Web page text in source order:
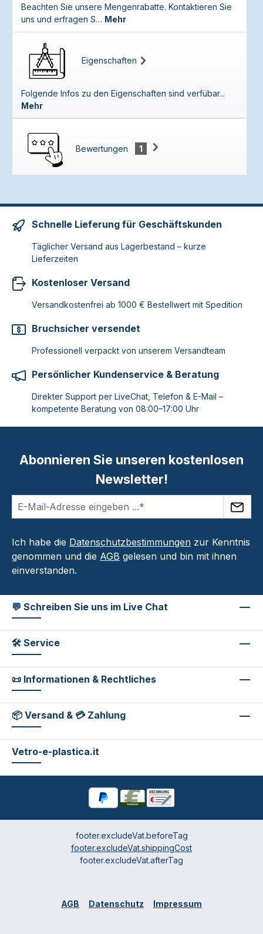
Beachten Sie unsere Mengenrabatte. Kontaktieren Sie
uns und erfragen S… Mehr
Eigenschaften
Folgende Infos zu den Eigenschaften sind verfübar...
Mehr
Bewertungen 1
Schnelle Lieferung für Geschäftskunden
Täglicher Versand aus Lagerbestand – kurze
Lieferzeiten
Kostenloser Versand
Versandkostenfrei ab 1000 € Bestellwert mit Spedition
Bruchsicher versendet
Professionell verpackt von unserem Versandteam
Persönlicher Kundenservice & Beratung
Direkter Support per LiveChat, Telefon & E-Mail –
kompetente Beratung von 08:00–17:00 Uhr
Abonnieren Sie unseren kostenlosen
Newsletter!
Ich habe die Datenschutzbestimmungen zur Kenntnis
genommen und die AGB gelesen und bin mit ihnen
einverstanden.
💬 Schreiben Sie uns im Live Chat
🛠 Service
📜 Informationen & Rechtliches
📦 Versand & 💳 Zahlung
Vetro-e-plastica.it
footer.excludeVat.beforeTag
footer.excludeVat.shippingCost
footer.excludeVat.afterTag
AGB Datenschutz Impressum